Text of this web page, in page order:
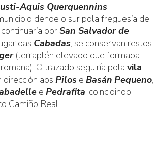
Aquis Querquennins
dende o sur pola freguesía de
porSan Salvador de
das Cabadas, se conservan restos
(terraplén elevado que formaba
O trazado seguiría pola vila
dirección aos Pilos e Basán Pequeno,
e Pedrafita, coincidindo,
Camiño Real.